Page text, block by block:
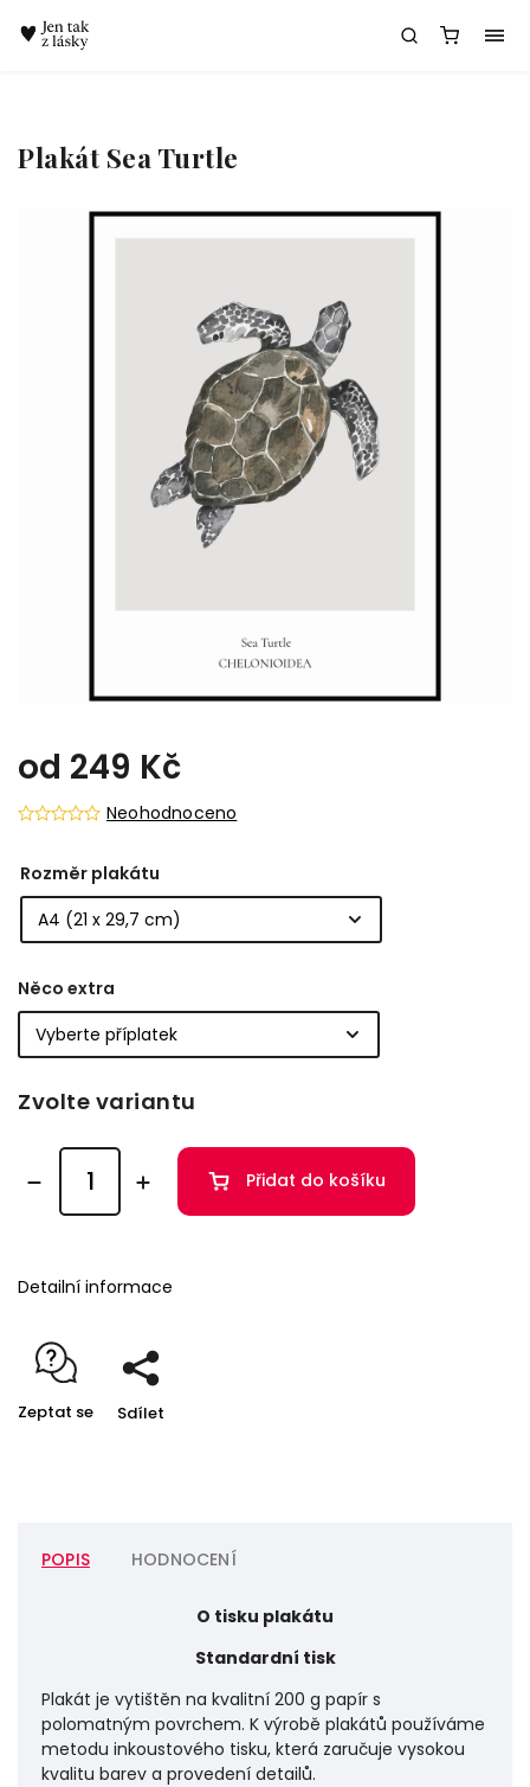
Plakát Sea Turtle
od 249 Kč
Neohodnoceno
Rozměr plakátu
Něco extra
Zvolte variantu
Přidat do košíku
Detailní informace
Zeptat se Sdílet
POPIS HODNOCENÍ
O tisku plakátu
Standardní tisk
Plakát je vytištěn na kvalitní 200 g papír s
polomatným povrchem. K výrobě plakátů používáme
metodu inkoustového tisku, která zaručuje vysokou
kvalitu barev a provedení detailů.